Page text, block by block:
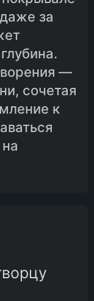
за
—
сочетая
к